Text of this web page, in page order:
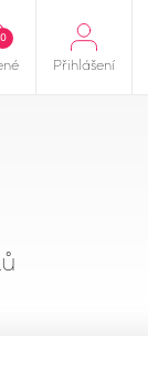
0
Přihlášení